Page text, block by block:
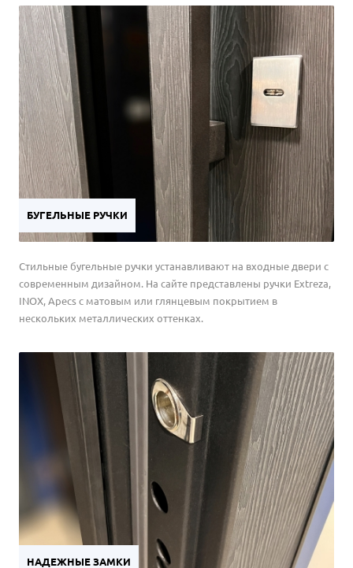
БУГЕЛЬНЫЕ РУЧКИ
Стильные бугельные ручки устанавливают на входные двери с
современным дизайном. На сайте представлены ручки Extreza,
INOX, Apecs с матовым или глянцевым покрытием в
нескольких металлических оттенках.
НАДЕЖНЫЕ ЗАМКИ